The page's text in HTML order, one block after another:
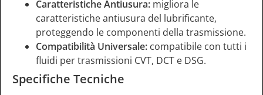
Caratteristiche Antiusura: migliora le
caratteristiche antiusura del lubrificante,
proteggendo le componenti della trasmissione.
Compatibilità Universale: compatibile con tutti i
fluidi per trasmissioni CVT, DCT e DSG.
Specifiche Tecniche